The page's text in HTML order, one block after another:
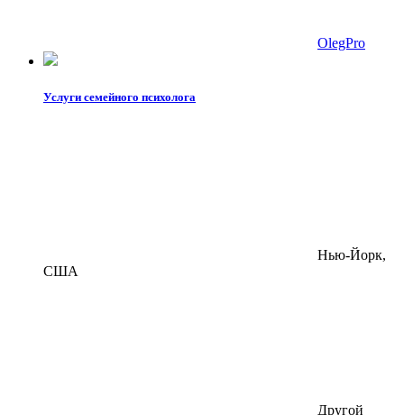
OlegPro
Услуги семейного психолога
Нью-Йорк,
США
Другой